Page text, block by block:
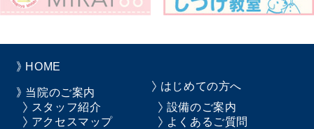
HOME
当院のご案内
はじめての方へ
スタッフ紹介
設備のご案内
アクセスマップ
よくあるご質問